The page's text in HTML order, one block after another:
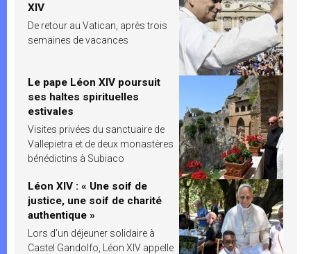
XIV
De retour au Vatican, après trois
semaines de vacances
Le pape Léon XIV poursuit
ses haltes spirituelles
estivales
Visites privées du sanctuaire de
Vallepietra et de deux monastères
bénédictins à Subiaco
Léon XIV : « Une soif de
justice, une soif de charité
authentique »
Lors d’un déjeuner solidaire à
Castel Gandolfo, Léon XIV appelle